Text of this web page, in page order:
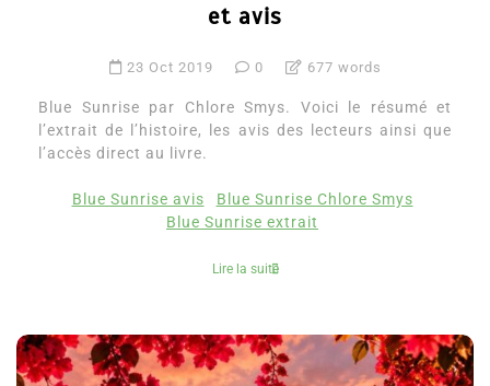
et avis
23 Oct 2019 0 677 words
Blue Sunrise par Chlore Smys. Voici le résumé et
l’extrait de l’histoire, les avis des lecteurs ainsi que
l’accès direct au livre.
Blue Sunrise avis
Blue Sunrise Chlore Smys
Blue Sunrise extrait
Lire la suite